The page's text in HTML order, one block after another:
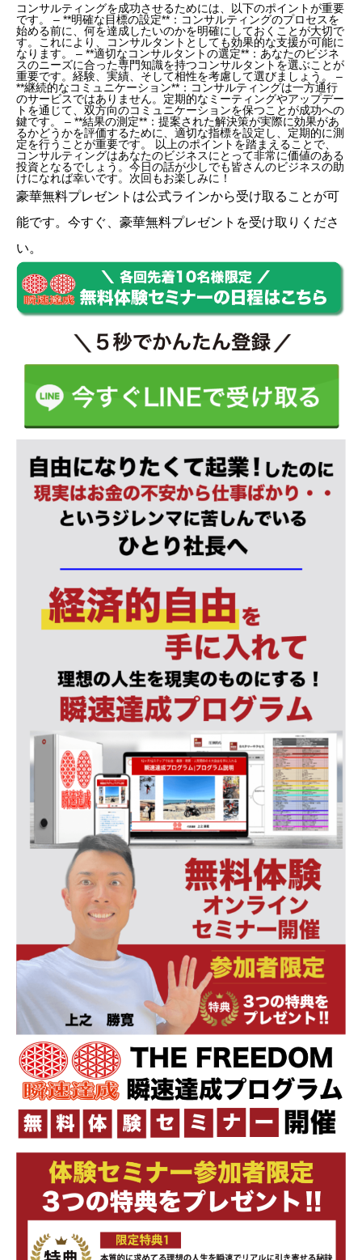
コンサルティングを成功させるためには、以下のポイントが重要
です。 – **明確な目標の設定**：コンサルティングのプロセスを
始める前に、何を達成したいのかを明確にしておくことが大切で
す。これにより、コンサルタントとしても効果的な支援が可能に
なります。 – **適切なコンサルタントの選定**：あなたのビジネ
スのニーズに合った専門知識を持つコンサルタントを選ぶことが
重要です。経験、実績、そして相性を考慮して選びましょう。 –
**継続的なコミュニケーション**：コンサルティングは一方通行
のサービスではありません。定期的なミーティングやアップデー
トを通じて、双方向のコミュニケーションを保つことが成功への
鍵です。 – **結果の測定**：提案された解決策が実際に効果があ
るかどうかを評価するために、適切な指標を設定し、定期的に測
定を行うことが重要です。 以上のポイントを踏まえることで、
コンサルティングはあなたのビジネスにとって非常に価値のある
投資となるでしょう。今日の話が少しでも皆さんのビジネスの助
けになれば幸いです。次回もお楽しみに！
豪華無料プレゼントは公式ラインから受け取ることが可
能です。今すぐ、豪華無料プレゼントを受け取りくださ
い。